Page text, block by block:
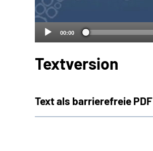
00:00
Textversion
Text als barrierefreie PDF